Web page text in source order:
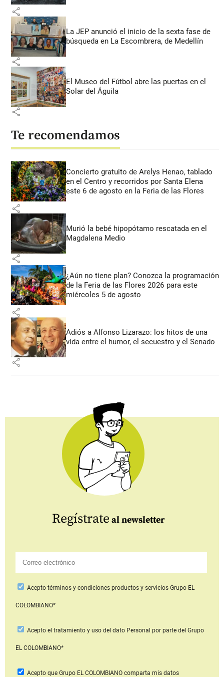
share
La JEP anunció el inicio de la sexta fase de
búsqueda en La Escombrera, de Medellín
share
El Museo del Fútbol abre las puertas en el
Solar del Águila
share
Te recomendamos
Concierto gratuito de Arelys Henao, tablado
en el Centro y recorridos por Santa Elena
este 6 de agosto en la Feria de las Flores
share
Murió la bebé hipopótamo rescatada en el
Magdalena Medio
share
¿Aún no tiene plan? Conozca la programación
de la Feria de las Flores 2026 para este
miércoles 5 de agosto
share
Adiós a Alfonso Lizarazo: los hitos de una
vida entre el humor, el secuestro y el Senado
share
Regístrate al newsletter
Aceptotérminos y condiciones productos y serviciosGrupo EL
COLOMBIANO*
Acepto el tratamiento y uso del dato Personal por parte del Grupo
EL COLOMBIANO*
Acepto que Grupo EL COLOMBIANOcomparta mis datos